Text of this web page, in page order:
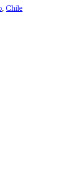
, Chile